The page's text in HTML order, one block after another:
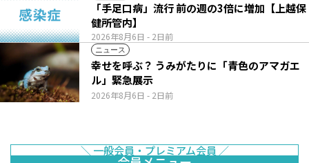
2026年8月6日 - 2日前
「手足口病」流行 前の週の3倍に増加【上越保
健所管内】
ニュース
2026年8月6日 - 2日前
幸せを呼ぶ？ うみがたりに「青色のアマガエ
ル」緊急展示